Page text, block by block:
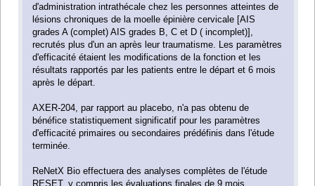
d'administration intrathécale chez les personnes atteintes de
lésions chroniques de la moelle épinière cervicale [AIS
grades A (complet) AIS grades B, C et D ( incomplet)],
recrutés plus d'un an après leur traumatisme. Les paramètres
d'efficacité étaient les modifications de la fonction et les
résultats rapportés par les patients entre le départ et 6 mois
après le départ.
AXER-204, par rapport au placebo, n'a pas obtenu de
bénéfice statistiquement significatif pour les paramètres
d'efficacité primaires ou secondaires prédéfinis dans l'étude
terminée.
ReNetX Bio effectuera des analyses complètes de l'étude
RESET, y compris les évaluations finales de 9 mois,